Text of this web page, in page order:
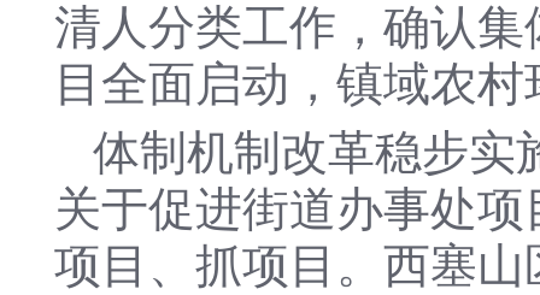
清人分类工作，确认
目全面启动，镇域农
体制机制改革稳步实
关于促进街道办事处
项目、抓项目。西塞